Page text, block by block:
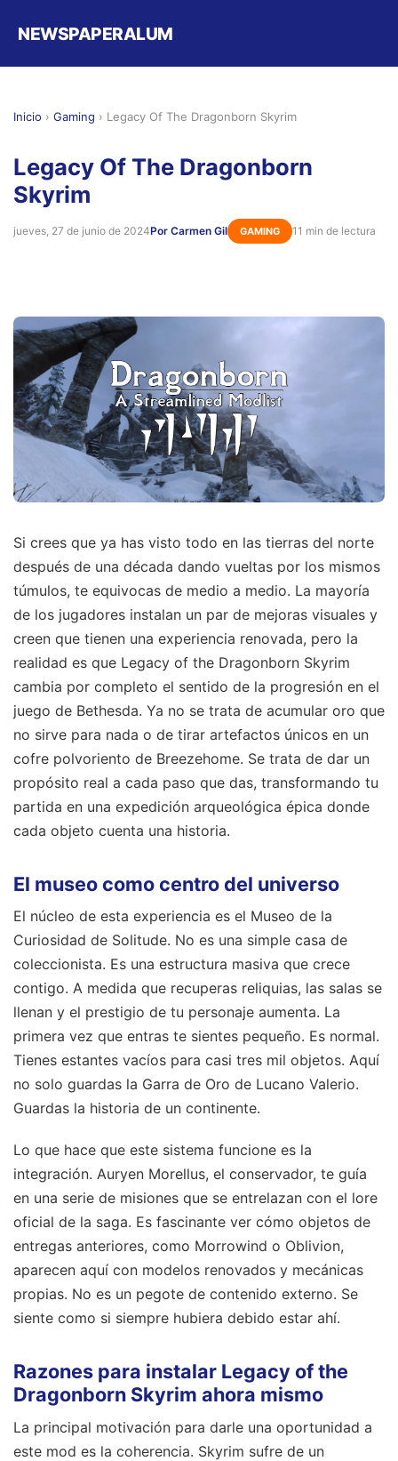
NEWSPAPERALUM
Inicio › Gaming › Legacy Of The Dragonborn Skyrim
Legacy Of The Dragonborn
Skyrim
jueves, 27 de junio de 2024Por Carmen Gil GAMING 11 min de lectura
Si crees que ya has visto todo en las tierras del norte
después de una década dando vueltas por los mismos
túmulos, te equivocas de medio a medio. La mayoría
de los jugadores instalan un par de mejoras visuales y
creen que tienen una experiencia renovada, pero la
realidad es que Legacy of the Dragonborn Skyrim
cambia por completo el sentido de la progresión en el
juego de Bethesda. Ya no se trata de acumular oro que
no sirve para nada o de tirar artefactos únicos en un
cofre polvoriento de Breezehome. Se trata de dar un
propósito real a cada paso que das, transformando tu
partida en una expedición arqueológica épica donde
cada objeto cuenta una historia.
El museo como centro del universo
El núcleo de esta experiencia es el Museo de la
Curiosidad de Solitude. No es una simple casa de
coleccionista. Es una estructura masiva que crece
contigo. A medida que recuperas reliquias, las salas se
llenan y el prestigio de tu personaje aumenta. La
primera vez que entras te sientes pequeño. Es normal.
Tienes estantes vacíos para casi tres mil objetos. Aquí
no solo guardas la Garra de Oro de Lucano Valerio.
Guardas la historia de un continente.
Lo que hace que este sistema funcione es la
integración. Auryen Morellus, el conservador, te guía
en una serie de misiones que se entrelazan con el lore
oficial de la saga. Es fascinante ver cómo objetos de
entregas anteriores, como Morrowind o Oblivion,
aparecen aquí con modelos renovados y mecánicas
propias. No es un pegote de contenido externo. Se
siente como si siempre hubiera debido estar ahí.
Razones para instalar Legacy of the
Dragonborn Skyrim ahora mismo
La principal motivación para darle una oportunidad a
este mod es la coherencia. Skyrim sufre de un